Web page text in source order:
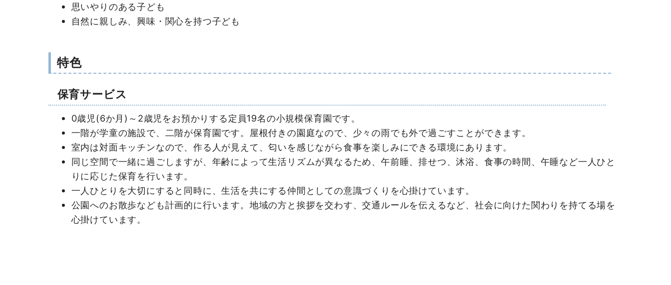
思いやりのある子ども
自然に親しみ、興味・関心を持つ子ども
特色
保育サービス
0歳児(6か月)～2歳児をお預かりする定員19名の小規模保育園です。
一階が学童の施設で、二階が保育園です。屋根付きの園庭なので、少々の雨でも外で過ごすことができます。
室内は対面キッチンなので、作る人が見えて、匂いを感じながら食事を楽しみにできる環境にあります。
同じ空間で一緒に過ごしますが、年齢によって生活リズムが異なるため、午前睡、排せつ、沐浴、食事の時間、午睡など一人ひと
りに応じた保育を行います。
一人ひとりを大切にすると同時に、生活を共にする仲間としての意識づくりを心掛けています。
公園へのお散歩なども計画的に行います。地域の方と挨拶を交わす、交通ルールを伝えるなど、社会に向けた関わりを持てる場を
心掛けています。